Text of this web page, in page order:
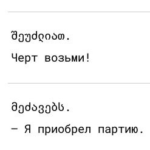
შეუძლიათ.
Черт возьми!
მეძავებს.
– Я приобрел партию.